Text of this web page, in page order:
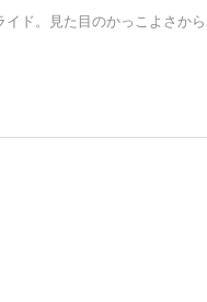
イド。見た目のかっこよさか